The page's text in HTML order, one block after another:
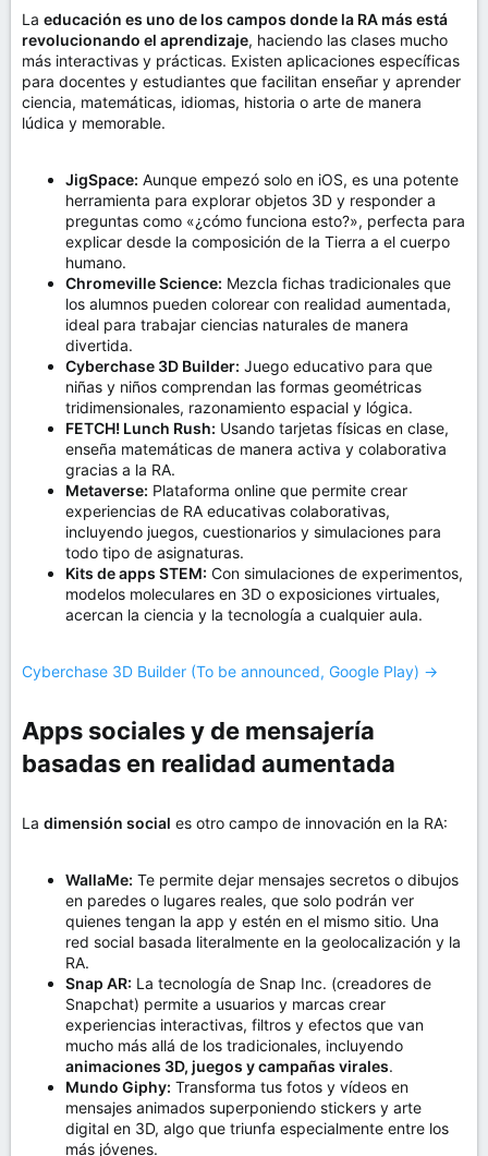
La educación es uno de los campos donde la RA más está
revolucionando el aprendizaje, haciendo las clases mucho
más interactivas y prácticas. Existen aplicaciones específicas
para docentes y estudiantes que facilitan enseñar y aprender
ciencia, matemáticas, idiomas, historia o arte de manera
lúdica y memorable.
JigSpace: Aunque empezó solo en iOS, es una potente
herramienta para explorar objetos 3D y responder a
preguntas como «¿cómo funciona esto?», perfecta para
explicar desde la composición de la Tierra a el cuerpo
humano.
Chromeville Science: Mezcla fichas tradicionales que
los alumnos pueden colorear con realidad aumentada,
ideal para trabajar ciencias naturales de manera
divertida.
Cyberchase 3D Builder: Juego educativo para que
niñas y niños comprendan las formas geométricas
tridimensionales, razonamiento espacial y lógica.
FETCH! Lunch Rush: Usando tarjetas físicas en clase,
enseña matemáticas de manera activa y colaborativa
gracias a la RA.
Metaverse: Plataforma online que permite crear
experiencias de RA educativas colaborativas,
incluyendo juegos, cuestionarios y simulaciones para
todo tipo de asignaturas.
Kits de apps STEM: Con simulaciones de experimentos,
modelos moleculares en 3D o exposiciones virtuales,
acercan la ciencia y la tecnología a cualquier aula.
Cyberchase 3D Builder (To be announced, Google Play) →
Apps sociales y de mensajería
basadas en realidad aumentada​
La dimensión social es otro campo de innovación en la RA:
WallaMe: Te permite dejar mensajes secretos o dibujos
en paredes o lugares reales, que solo podrán ver
quienes tengan la app y estén en el mismo sitio. Una
red social basada literalmente en la geolocalización y la
RA.
Snap AR: La tecnología de Snap Inc. (creadores de
Snapchat) permite a usuarios y marcas crear
experiencias interactivas, filtros y efectos que van
mucho más allá de los tradicionales, incluyendo
animaciones 3D, juegos y campañas virales.
Mundo Giphy: Transforma tus fotos y vídeos en
mensajes animados superponiendo stickers y arte
digital en 3D, algo que triunfa especialmente entre los
más jóvenes.